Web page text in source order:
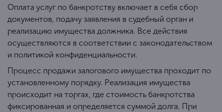
Оплата услуг по банкротству включает в себя сбор
документов, подачу заявления в судебный орган и
реализацию имущества должника. Все действия
осуществляются в соответствии с законодательством
и политикой конфиденциальности.
Процесс продажи залогового имущества проходит по
установленному порядку. Реализация имущества
происходит на торгах, где стоимость банкротства
фиксированная и определяется суммой долга. При